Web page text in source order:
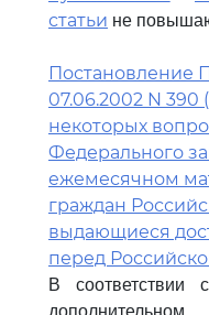
статьи не
Постановление
07.06.2002 N 390
некоторых
Федерального
ежемесячном
граждан
выдающиеся
перед
В соответствии